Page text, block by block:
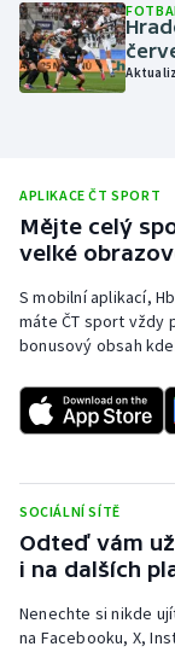
Olympijské hry
Parasport
Plážový volejbal
Ragby
Rychlobruslení
Rychlostní
Short track
Sportovní
Stolní tenis
Veslování
APLIKACE ČT SPORT
Mějte celý
velké
S mobilní aplikací,
máte ČT sport vždy
bonusový obsah
SOCIÁLNÍ SÍTĚ
Odteď vám
i na dalších
Nenechte si nikde
na Facebooku, X,